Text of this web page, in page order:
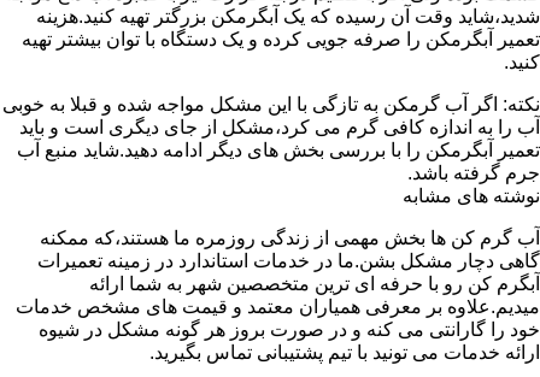
شدید،شاید وقت آن رسیده که یک آبگرمکن بزرگتر تهیه کنید.هزینه
تعمیر آبگرمکن را صرفه جویی کرده و یک دستگاه با توان بیشتر تهیه
کنید.
نکته: اگر آب گرمکن به تازگی با این مشکل مواجه شده و قبلا به خوبی
آب را به اندازه کافی گرم می کرد،مشکل از جای دیگری است و باید
تعمیر آبگرمکن را با بررسی بخش های دیگر ادامه دهید.شاید منبع آب
جرم گرفته باشد.
نوشته های مشابه
آب گرم کن ها بخش مهمی از زندگی روزمره ما هستند،که ممکنه
گاهی دچار مشکل بشن.ما در خدمات استاندارد در زمینه تعمیرات
آبگرم کن رو با حرفه ای ترین متخصصین شهر به شما ارائه
میدیم.علاوه بر معرفی همیاران معتمد و قیمت های مشخص خدمات
خود را گارانتی می کنه و در صورت بروز هر گونه مشکل در شیوه
ارائه خدمات می تونید با تیم پشتیبانی تماس بگیرید.